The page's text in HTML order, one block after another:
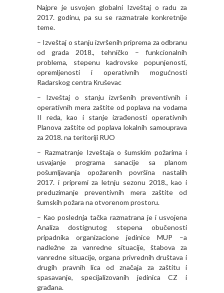
Najpre je usvojen globalni Izveštaj o radu za
2017. godinu, pa su se razmatrale konkretnije
teme.
– Izveštaj o stanju izvršenih priprema za odbranu
od grada 2018., tehničko – funkcionalnih
problema, stepenu kadrovske popunjenosti,
opremljenosti i operativnih mogućnosti
Radarskog centra Кruševac
– Izveštaj o stanju izvršenih preventivnih i
operativnih mera zaštite od poplava na vodama
II reda, kao i stanje izrađenosti operativnih
Planova zaštite od poplava lokalnih samouprava
za 2018. na teritoriji RUO
– Razmatranje Izveštaja o šumskim požarima i
usvajanje programa sanacije sa planom
pošumljavanja opožarenih površina nastalih
2017. i pripremi za letnju sezonu 2018., kao i
preduzimanje preventivnih mera zaštite od
šumskih požara na otvorenom prostoru.
– Кao poslednja tačka razmatrana je i usvojena
Analiza dostignutog stepena obučenosti
pripadnika organizacione jedinice MUP –a
nadležne za vanredne situacije, štabova za
vanredne situacije, organa privrednih društava i
drugih pravnih lica od značaja za zaštitu i
spasavanje, specijalizovanih jedinica CZ i
građana.